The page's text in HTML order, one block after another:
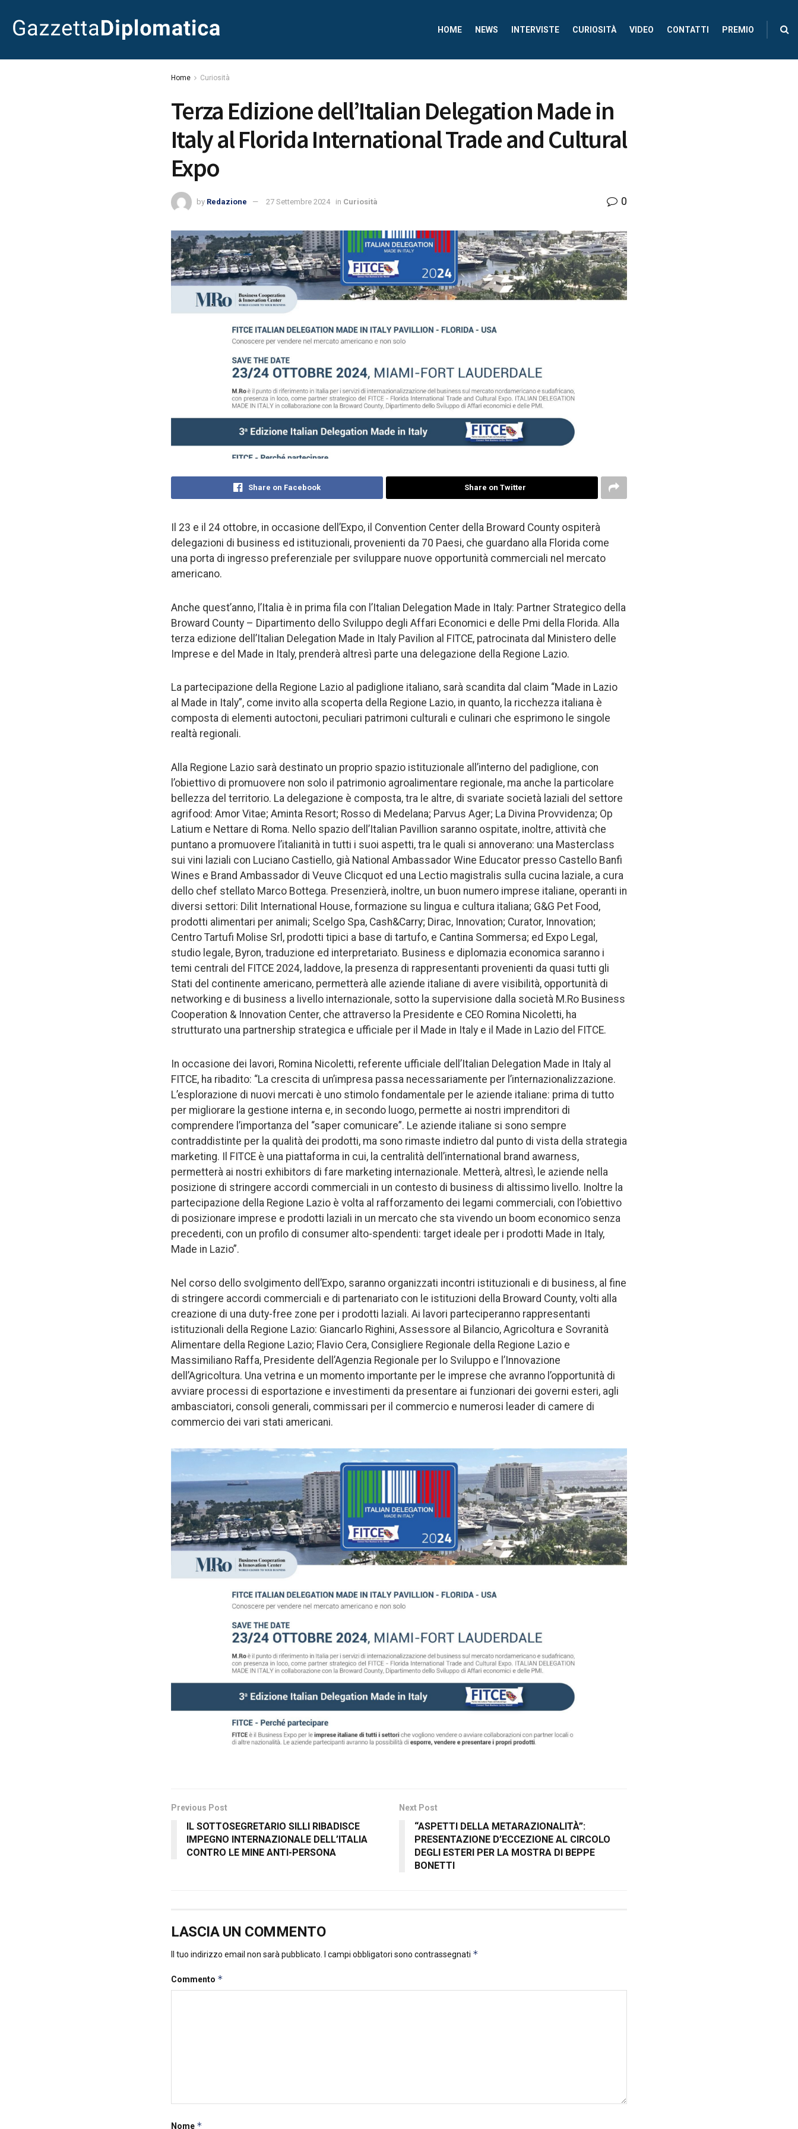
HOME NEWS INTERVISTE CURIOSITÀ VIDEO CONTATTI PREMIO
Home Curiosità
Terza Edizione dell’Italian Delegation Made in
Italy al Florida International Trade and Cultural
Expo
by Redazione 27 Settembre 2024 in Curiosità 0
Share on Facebook Share on Twitter
Il 23 e il 24 ottobre, in occasione dell’Expo, il Convention Center della Broward County ospiterà
delegazioni di business ed istituzionali, provenienti da 70 Paesi, che guardano alla Florida come
una porta di ingresso preferenziale per sviluppare nuove opportunità commerciali nel mercato
americano.
Anche quest’anno, l’Italia è in prima fila con l’Italian Delegation Made in Italy: Partner Strategico della
Broward County – Dipartimento dello Sviluppo degli Affari Economici e delle Pmi della Florida. Alla
terza edizione dell’Italian Delegation Made in Italy Pavilion al FITCE, patrocinata dal Ministero delle
Imprese e del Made in Italy, prenderà altresì parte una delegazione della Regione Lazio.
La partecipazione della Regione Lazio al padiglione italiano, sarà scandita dal claim “Made in Lazio
al Made in Italy”, come invito alla scoperta della Regione Lazio, in quanto, la ricchezza italiana è
composta di elementi autoctoni, peculiari patrimoni culturali e culinari che esprimono le singole
realtà regionali.
Alla Regione Lazio sarà destinato un proprio spazio istituzionale all’interno del padiglione, con
l’obiettivo di promuovere non solo il patrimonio agroalimentare regionale, ma anche la particolare
bellezza del territorio. La delegazione è composta, tra le altre, di svariate società laziali del settore
agrifood: Amor Vitae; Aminta Resort; Rosso di Medelana; Parvus Ager; La Divina Provvidenza; Op
Latium e Nettare di Roma. Nello spazio dell’Italian Pavillion saranno ospitate, inoltre, attività che
puntano a promuovere l’italianità in tutti i suoi aspetti, tra le quali si annoverano: una Masterclass
sui vini laziali con Luciano Castiello, già National Ambassador Wine Educator presso Castello Banfi
Wines e Brand Ambassador di Veuve Clicquot ed una Lectio magistralis sulla cucina laziale, a cura
dello chef stellato Marco Bottega. Presenzierà, inoltre, un buon numero imprese italiane, operanti in
diversi settori: Dilit International House, formazione su lingua e cultura italiana; G&G Pet Food,
prodotti alimentari per animali; Scelgo Spa, Cash&Carry; Dirac, Innovation; Curator, Innovation;
Centro Tartufi Molise Srl, prodotti tipici a base di tartufo, e Cantina Sommersa; ed Expo Legal,
studio legale, Byron, traduzione ed interpretariato. Business e diplomazia economica saranno i
temi centrali del FITCE 2024, laddove, la presenza di rappresentanti provenienti da quasi tutti gli
Stati del continente americano, permetterà alle aziende italiane di avere visibilità, opportunità di
networking e di business a livello internazionale, sotto la supervisione dalla società M.Ro Business
Cooperation & Innovation Center, che attraverso la Presidente e CEO Romina Nicoletti, ha
strutturato una partnership strategica e ufficiale per il Made in Italy e il Made in Lazio del FITCE.
In occasione dei lavori, Romina Nicoletti, referente ufficiale dell’Italian Delegation Made in Italy al
FITCE, ha ribadito: “La crescita di un’impresa passa necessariamente per l’internazionalizzazione.
L’esplorazione di nuovi mercati è uno stimolo fondamentale per le aziende italiane: prima di tutto
per migliorare la gestione interna e, in secondo luogo, permette ai nostri imprenditori di
comprendere l’importanza del “saper comunicare”. Le aziende italiane si sono sempre
contraddistinte per la qualità dei prodotti, ma sono rimaste indietro dal punto di vista della strategia
marketing. Il FITCE è una piattaforma in cui, la centralità dell’international brand awarness,
permetterà ai nostri exhibitors di fare marketing internazionale. Metterà, altresì, le aziende nella
posizione di stringere accordi commerciali in un contesto di business di altissimo livello. Inoltre la
partecipazione della Regione Lazio è volta al rafforzamento dei legami commerciali, con l’obiettivo
di posizionare imprese e prodotti laziali in un mercato che sta vivendo un boom economico senza
precedenti, con un profilo di consumer alto-spendenti: target ideale per i prodotti Made in Italy,
Made in Lazio”.
Nel corso dello svolgimento dell’Expo, saranno organizzati incontri istituzionali e di business, al fine
di stringere accordi commerciali e di partenariato con le istituzioni della Broward County, volti alla
creazione di una duty-free zone per i prodotti laziali. Ai lavori parteciperanno rappresentanti
istituzionali della Regione Lazio: Giancarlo Righini, Assessore al Bilancio, Agricoltura e Sovranità
Alimentare della Regione Lazio; Flavio Cera, Consigliere Regionale della Regione Lazio e
Massimiliano Raffa, Presidente dell’Agenzia Regionale per lo Sviluppo e l’Innovazione
dell’Agricoltura. Una vetrina e un momento importante per le imprese che avranno l’opportunità di
avviare processi di esportazione e investimenti da presentare ai funzionari dei governi esteri, agli
ambasciatori, consoli generali, commissari per il commercio e numerosi leader di camere di
commercio dei vari stati americani.
Previous Post
IL SOTTOSEGRETARIO SILLI RIBADISCE
IMPEGNO INTERNAZIONALE DELL’ITALIA
CONTRO LE MINE ANTI-PERSONA
Next Post
“ASPETTI DELLA METARAZIONALITÀ”:
PRESENTAZIONE D’ECCEZIONE AL CIRCOLO
DEGLI ESTERI PER LA MOSTRA DI BEPPE
BONETTI
LASCIA UN COMMENTO
Il tuo indirizzo email non sarà pubblicato. I campi obbligatori sono contrassegnati *
Commento *
Nome *